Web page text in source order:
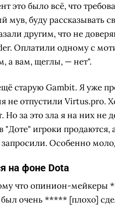
это было всё, что
мув, буду рассказывать
другим, что не
Оплатили одному с
а вам, щеглы, — нет".
старую Gambit. Я уже
не отпустили Virtus.pro.
Но за это зла я на них
игроки продаются,
запросили. Особенно
на фоне Dota
что опинион-
был очень ***** [плохо]